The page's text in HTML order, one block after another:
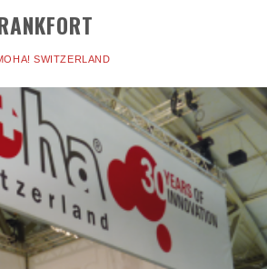
SWITZERLAND